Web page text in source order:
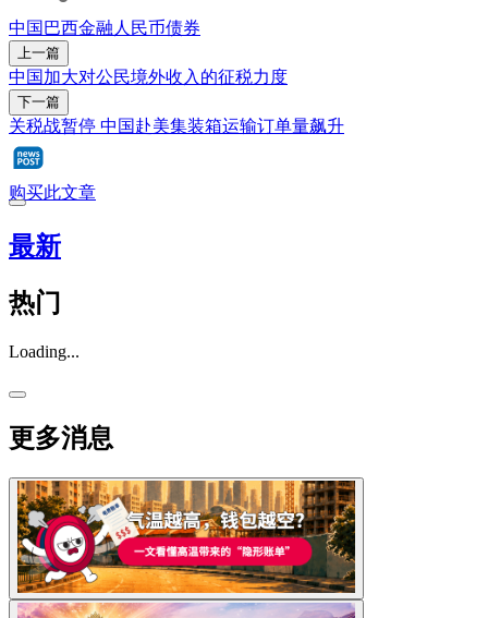
中国 巴西金融人民币债券
上一篇
中国加大对公民境外收入的征税力度
下一篇
关税战暂停 中国赴美集装箱运输订单量飙升
购买此文章
最新
热门
Loading...
更多消息